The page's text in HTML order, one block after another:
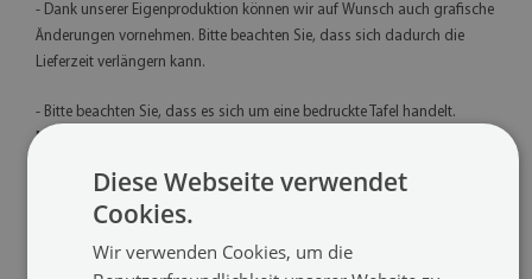
- Dank unserer Eigenproduktion können wir auf Wunsch auch grafische
Änderungen vornehmen. Bitte beachten Sie, dass sich dadurch die
Lieferzeit verlängern kann.
- Bitte beachten Sie, dass es sich um eine bedruckte Tafel handelt.
Motive wie z. B. Glitzer, Gold, Silber, Beton, Marmor, rostiges Blech, Holz
abweichen.
Montagesystem und gemäß der beigefügten Anleitung.
Diese Webseite verwendet
Cookies.
Wir verwenden Cookies, um die